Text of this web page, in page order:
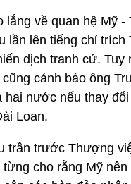
lắng về quan hệ Mỹ -
lần lên tiếng chỉ trích
dịch tranh cử. Tuy
cảnh báo ông
hai nước nếu thay
Loan.
trần trước Thượng
cho rằng Mỹ nên